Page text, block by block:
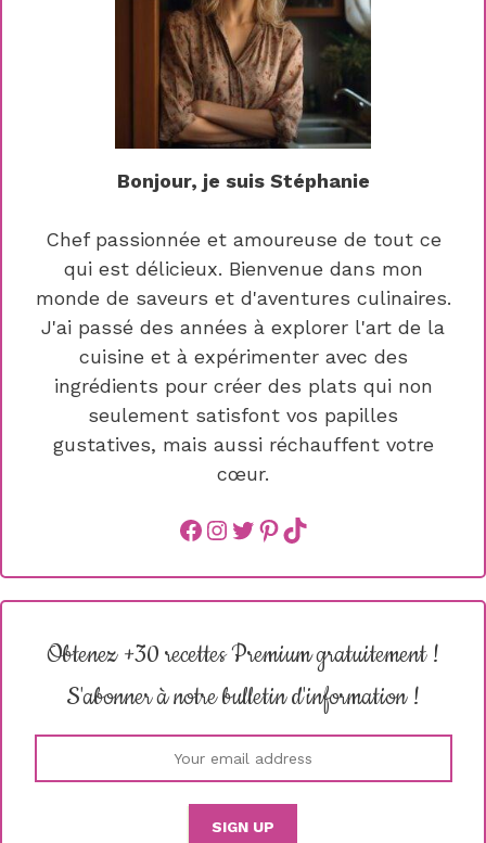
Bonjour, je suis Stéphanie
Chef passionnée et amoureuse de tout ce
qui est délicieux. Bienvenue dans mon
monde de saveurs et d'aventures culinaires.
J'ai passé des années à explorer l'art de la
cuisine et à expérimenter avec des
ingrédients pour créer des plats qui non
seulement satisfont vos papilles
gustatives, mais aussi réchauffent votre
cœur.
Facebook
instagram
Twitter
Pinterest
TikTok
Obtenez +30 recettes Premium gratuitement !
S'abonner à notre bulletin d'information !